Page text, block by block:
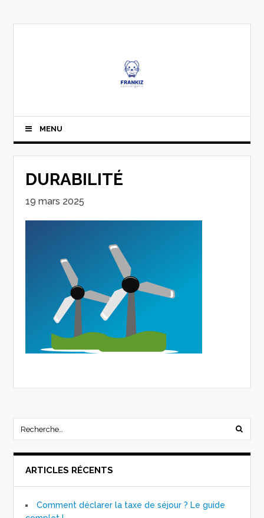
MENU
DURABILITÉ
19 mars 2025
ARTICLES RÉCENTS
Comment déclarer la taxe de séjour ? Le guide